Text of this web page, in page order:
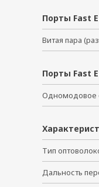
RM-G4000-
RM-G4000-
Порты Fast
Витая пара
Порты Fast
Одномодовое
Тип
Дальность